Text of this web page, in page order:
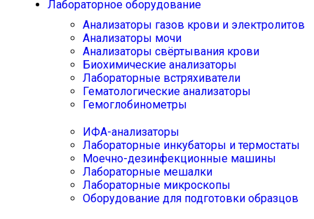
Лабораторное оборудование
Анализаторы газов крови и электролитов
Анализаторы мочи
Анализаторы свёртывания крови
Биохимические анализаторы
Лабораторные встряхиватели
Гематологические анализаторы
Гемоглобинометры
ИФА-анализаторы
Лабораторные инкубаторы и термостаты
Моечно-дезинфекционные машины
Лабораторные мешалки
Лабораторные микроскопы
Оборудование для подготовки образцов